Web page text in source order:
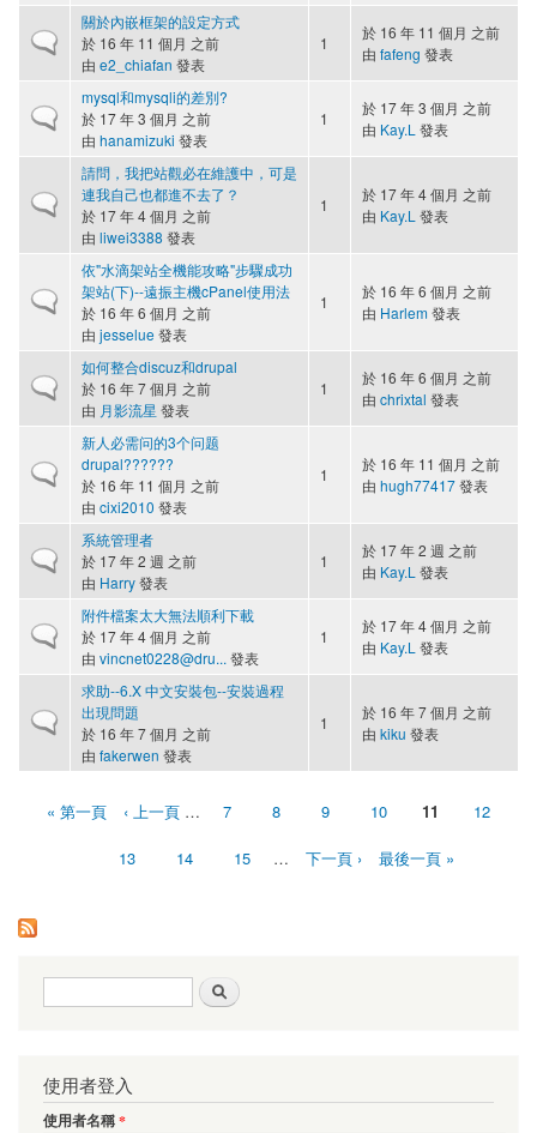
一般主題
關於內嵌框架的設定方式
於 16 年 11 個月 之前
由 e2_chiafan 發表
1
於 16 年 11 個月 之前
由 fafeng 發表
一般主題
mysql和mysqli的差別?
於 17 年 3 個月 之前
由 hanamizuki 發表
1
於 17 年 3 個月 之前
由 Kay.L 發表
一般主題
請問，我把站觀必在維護中，可是
連我自己也都進不去了？
於 17 年 4 個月 之前
由 liwei3388 發表
1
於 17 年 4 個月 之前
由 Kay.L 發表
一般主題
依"水滴架站全機能攻略"步驟成功
架站(下)--遠振主機cPanel使用法
於 16 年 6 個月 之前
由 jesselue 發表
1
於 16 年 6 個月 之前
由 Harlem 發表
一般主題
如何整合discuz和drupal
於 16 年 7 個月 之前
由 月影流星 發表
1
於 16 年 6 個月 之前
由 chrixtal 發表
一般主題
新人必需问的3个问题
drupal??????
於 16 年 11 個月 之前
由 cixi2010 發表
1
於 16 年 11 個月 之前
由 hugh77417發表
一般主題
系統管理者
於 17 年 2 週 之前
由 Harry發表
1
於 17 年 2 週 之前
由 Kay.L 發表
一般主題
附件檔案太大無法順利下載
於 17 年 4 個月 之前
由 vincnet0228@dru... 發表
1
於 17 年 4 個月 之前
由 Kay.L 發表
一般主題
求助--6.X 中文安裝包--安裝過程
出現問題
於 16 年 7 個月 之前
由 fakerwen 發表
1
於 16 年 7 個月 之前
由 kiku 發表
« 第一頁 ‹ 上一頁 … 7 8 9 10 11 12
13 14 15 … 下一頁 › 最後一頁 »
搜尋表單
使用者登入
使用者名稱*